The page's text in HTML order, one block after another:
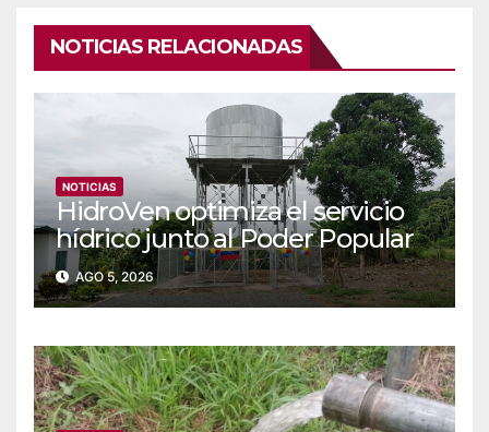
NOTICIAS RELACIONADAS
NOTICIAS
‎‎HidroVen optimiza el servicio
hídrico junto al Poder Popular
en Amazonas
AGO 5, 2026